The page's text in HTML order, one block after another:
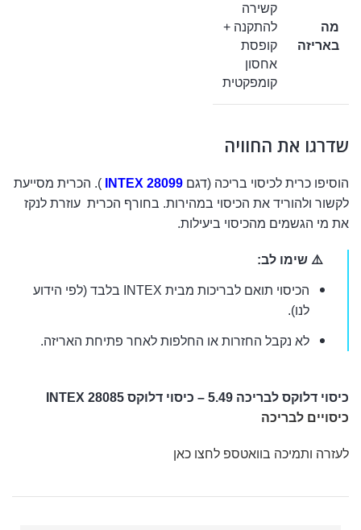
מה
באריזה
קשירה
להתקנה +
קופסת
אחסון
קומפקטית
שדרגו את החוויה
הוסיפו כרית לכיסוי בריכה (דגם INTEX 28099
). הכרית מסייעת
לקשור ולהוריד את הכיסוי במהירות. בחורף הכרית עוזרת לנקז
את מי הגשמים מהכיסוי ביעילות.
⚠️ שימו לב:
הכיסוי תואם לבריכות מבית INTEX בלבד (לפי הידוע
לנו).
לא נקבל החזרות או החלפות לאחר פתיחת האריזה.
כיסוי דלוקס לבריכה 5.49 – כיסוי דלוקס INTEX 28085
כיסויים לבריכה
לעזרה ותמיכה בוואטספ לחצו כאן